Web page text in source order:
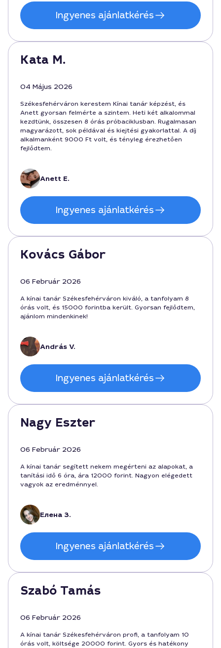
Ingyenes ajánlatkérés
Kata M.
04 Május 2026
Székesfehérváron kerestem Kínai tanár képzést, és
Anett gyorsan felmérte a szintem. Heti két alkalommal
kezdtünk, összesen 8 órás próbaciklusban. Rugalmasan
magyarázott, sok példával és kiejtési gyakorlattal. A díj
alkalmanként 9000 Ft volt, és tényleg érezhetően
fejlődtem.
Anett E.
Ingyenes ajánlatkérés
Kovács Gábor
06 Február 2026
A kínai tanár Székesfehérváron kiváló, a tanfolyam 8
órás volt, és 15000 forintba került. Gyorsan fejlődtem,
ajánlom mindenkinek!
András V.
Ingyenes ajánlatkérés
Nagy Eszter
06 Február 2026
A kínai tanár segített nekem megérteni az alapokat, a
tanítási idő 6 óra, ára 12000 forint. Nagyon elégedett
vagyok az eredménnyel.
Елена З.
Ingyenes ajánlatkérés
Szabó Tamás
06 Február 2026
A kínai tanár Székesfehérváron profi, a tanfolyam 10
órás volt, költsége 20000 forint. Gyors és hatékony